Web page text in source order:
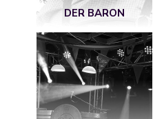
DER BARON